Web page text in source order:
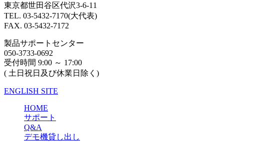
東京都世田谷区代沢3-6-11
TEL. 03-5432-7170(大代表)
FAX. 03-5432-7172
製品サポートセンター
050-3733-0692
受付時間 9:00 ～ 17:00
( 土日祝日及び休業日除く)
ENGLISH SITE
HOME
サポート
Q&A
デモ機貸し出し